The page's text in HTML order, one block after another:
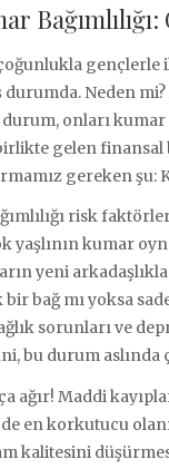
çoğunlukla
Neden mi?
onları
gelen finansal
gereken şu:
risk
yaşlının kumar
yeni
bağ mı yoksa
sorunları ve
bu durum aslında
ağır! Maddi
en korkutucu
kalitesini